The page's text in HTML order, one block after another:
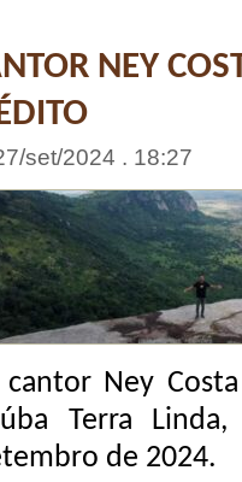
NEY
set/2024 . 18:27
cantor Ney
Terra
de 2024.